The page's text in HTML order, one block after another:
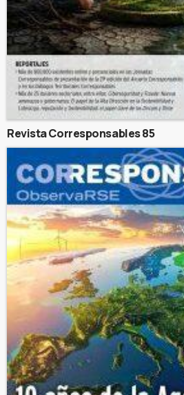
Revista Corresponsables 85